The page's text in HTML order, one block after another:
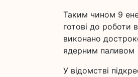
Таким чином 9
готові до роботи
виконано
ядерним паливом
У відомстві